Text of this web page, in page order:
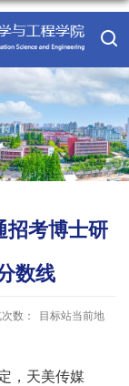
招考博士研
数线
数：
目标站当前地
，天美传媒